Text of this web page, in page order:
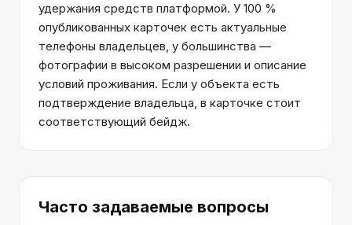
удержания средств платформой. У 100 %
опубликованных карточек есть актуальные
телефоны владельцев, у большинства —
фотографии в высоком разрешении и описание
условий проживания. Если у объекта есть
подтверждение владельца, в карточке стоит
соответствующий бейдж.
Часто задаваемые вопросы